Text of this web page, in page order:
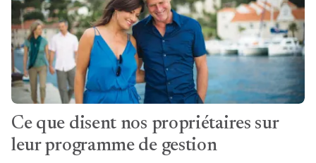
Ce que disent nos propriétaires sur
leur programme de gestion